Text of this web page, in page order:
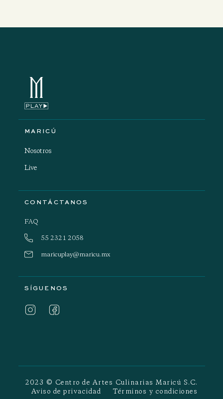
MARICÚ
Nosotros
Live
CONTÁCTANOS
FAQ
55 2321 2058
maricuplay@maricu.mx
SÍGUENOS
2023 © Centro de Artes Culinarias Maricú S.C.
Aviso de privacidad
Términos y condiciones